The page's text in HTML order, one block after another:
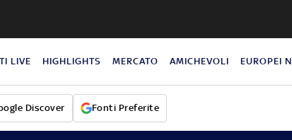
LIVE HIGHLIGHTS MERCATO AMICHEVOLI EUROPEI
Discover Fonti Preferite